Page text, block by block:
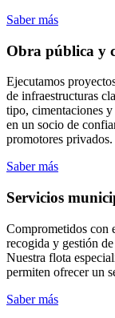
Saber más
Obra pública y
Ejecutamos
de infraestructuras
tipo, cimentaciones
en un socio de
promotores privados.
Saber más
Servicios
Comprometidos con
recogida y gestión
Nuestra flota
permiten ofrecer un
Saber más